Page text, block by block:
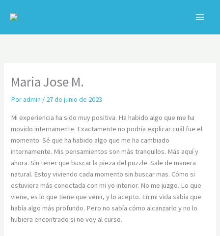
Maria Jose M.
Poradmin / 27 de junio de 2023
Mi experiencia ha sido muy positiva. Ha habido algo que me ha
movido internamente. Exactamente no podría explicar cuál fue el
momento. Sé que ha habido algo que me ha cambiado
internamente. Mis pensamientos son más tranquilos. Más aquí y
ahora. Sin tener que buscar la pieza del puzzle. Sale de manera
natural. Estoy viviendo cada momento sin buscar mas. Cómo si
estuviera más conectada con mi yo interior. No me juzgo. Lo que
viene, es lo que tiene que venir, y lo acepto. En mi vida sabía que
había algo más profundo. Pero no sabía cómo alcanzarlo y no lo
hubiera encontrado si no voy al curso.